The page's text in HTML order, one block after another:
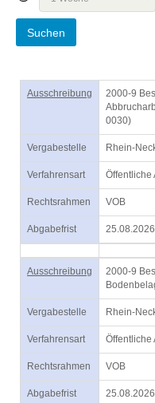
Ausschreibung
2000-9
0030)
Vergabestelle Rhein-
Verfahrensart Öffentliche
Rechtsrahmen VOB
Abgabefrist
Ausschreibung
2000-9
Vergabestelle Rhein-
Verfahrensart Öffentliche
Rechtsrahmen VOB
Abgabefrist